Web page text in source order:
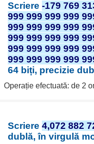
Scriere -179 769
999 999 999 999
999 999 999 999
999 999 999 999
999 999 999 999
999 999 999 999
64 biți, precizie
Operație efectuată: de 2
Scriere 4,072 882
dublă, în virgulă